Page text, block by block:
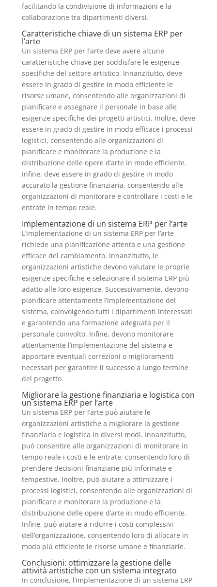
facilitando la condivisione di informazioni e la
collaborazione tra dipartimenti diversi.
Caratteristiche chiave di un sistema ERP per
l’arte
Un sistema ERP per l’arte deve avere alcune
caratteristiche chiave per soddisfare le esigenze
specifiche del settore artistico. Innanzitutto, deve
essere in grado di gestire in modo efficiente le
risorse umane, consentendo alle organizzazioni di
pianificare e assegnare il personale in base alle
esigenze specifiche dei progetti artistici. Inoltre, deve
essere in grado di gestire in modo efficace i processi
logistici, consentendo alle organizzazioni di
pianificare e monitorare la produzione e la
distribuzione delle opere d’arte in modo efficiente.
Infine, deve essere in grado di gestire in modo
accurato la gestione finanziaria, consentendo alle
organizzazioni di monitorare e controllare i costi e le
entrate in tempo reale.
Implementazione di un sistema ERP per l’arte
L’implementazione di un sistema ERP per l’arte
richiede una pianificazione attenta e una gestione
efficace del cambiamento. Innanzitutto, le
organizzazioni artistiche devono valutare le proprie
esigenze specifiche e selezionare il sistema ERP più
adatto alle loro esigenze. Successivamente, devono
pianificare attentamente l’implementazione del
sistema, coinvolgendo tutti i dipartimenti interessati
e garantendo una formazione adeguata per il
personale coinvolto. Infine, devono monitorare
attentamente l’implementazione del sistema e
apportare eventuali correzioni o miglioramenti
necessari per garantire il successo a lungo termine
del progetto.
Migliorare la gestione finanziaria e logistica con
un sistema ERP per l’arte
Un sistema ERP per l’arte può aiutare le
organizzazioni artistiche a migliorare la gestione
finanziaria e logistica in diversi modi. Innanzitutto,
può consentire alle organizzazioni di monitorare in
tempo reale i costi e le entrate, consentendo loro di
prendere decisioni finanziarie più informate e
tempestive. Inoltre, può aiutare a ottimizzare i
processi logistici, consentendo alle organizzazioni di
pianificare e monitorare la produzione e la
distribuzione delle opere d’arte in modo efficiente.
Infine, può aiutare a ridurre i costi complessivi
dell’organizzazione, consentendo loro di allocare in
modo più efficiente le risorse umane e finanziarie.
Conclusioni: ottimizzare la gestione delle
attività artistiche con un sistema integrato
In conclusione, l’implementazione di un sistema ERP